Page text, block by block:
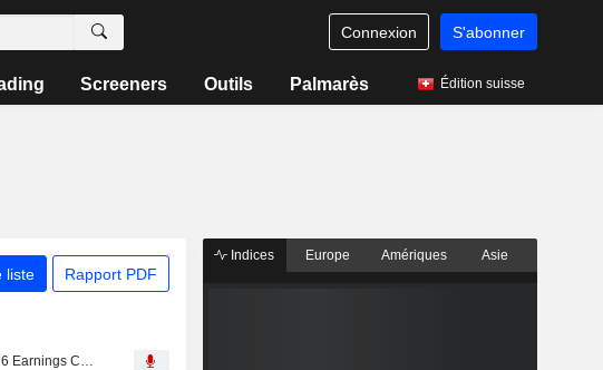
Connexion S'abonner
Screeners Outils Palmarès Édition suisse
liste Rapport PDF
Transcript : MPLX LP, Q2 2026 Earnings Call, Aug 04, 2026
Indices Europe Amériques Asie